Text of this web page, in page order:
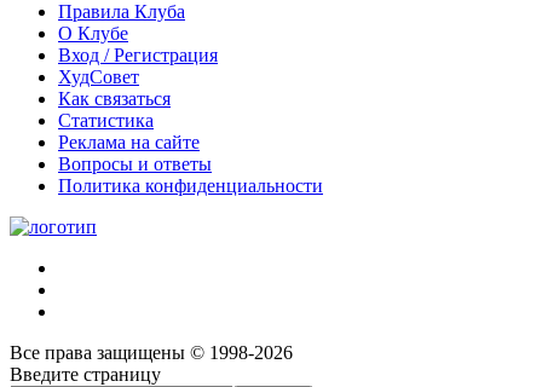
Правила Клуба
О Клубе
Вход / Регистрация
ХудСовет
Как связаться
Статистика
Реклама на сайте
Вопросы и ответы
Политика конфиденциальности
Все права защищены © 1998-2026
Введите страницу